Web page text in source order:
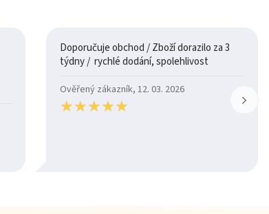
Doporučuje obchod / Zboží dorazilo za 3
týdny / rychlé dodání, spolehlivost
Ověřený zákazník, 12. 03. 2026
★★★★★
★★★★★